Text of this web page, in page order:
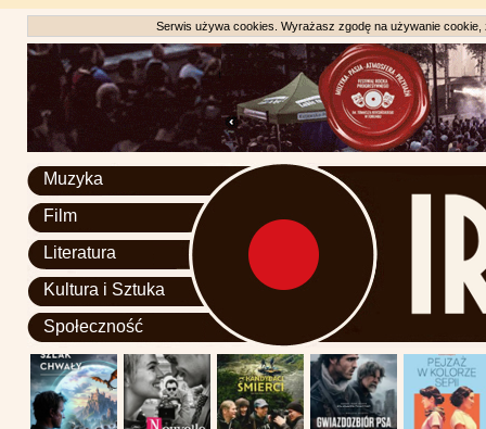
Serwis używa cookies. Wyrażasz zgodę na używanie
Muzyka
Film
Literatura
Kultura i Sztuka
Społeczność